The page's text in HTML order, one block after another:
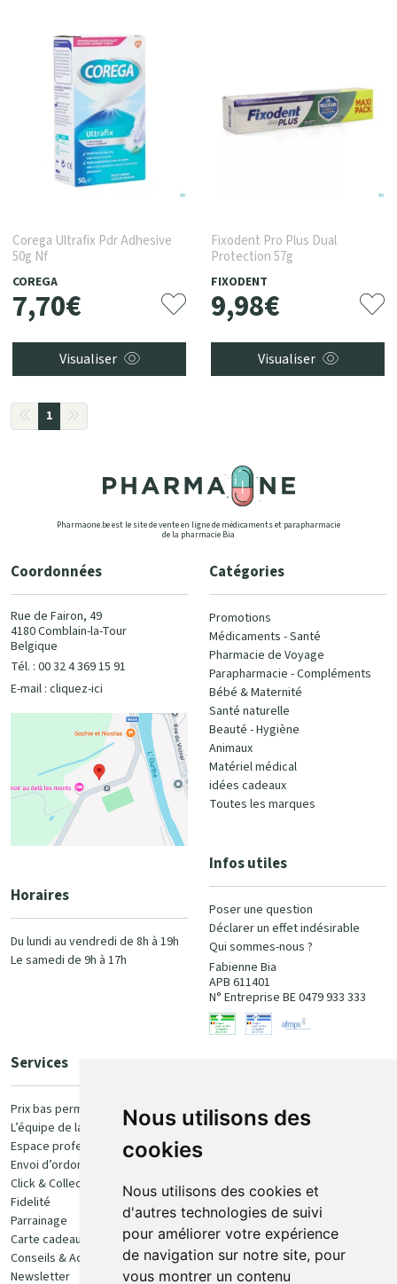
Nous utilisons des
cookies
Nous utilisons des cookies et
d'autres technologies de suivi
pour améliorer votre expérience
de navigation sur notre site, pour
vous montrer un contenu
Corega Ultrafix Pdr Adhesive
50g Nf
COREGA
7,70€
Visualiser
Fixodent Pro Plus Dual
Protection 57g
FIXODENT
9,98€
Visualiser
1
Pharmaone.be est le site de vente en ligne de médicaments et parapharmacie
de la pharmacie Bia
Coordonnées
Rue de Fairon, 49
4180 Comblain-la-Tour
Belgique
Tél. : 00 32 4 369 15 91
E-mail : cliquez-ici
Horaires
Du lundi au vendredi de 8h à 19h
Le samedi de 9h à 17h
Catégories
Promotions
Médicaments - Santé
Pharmacie de Voyage
Parapharmacie - Compléments
Bébé & Maternité
Santé naturelle
Beauté - Hygiène
Animaux
Matériel médical
idées cadeaux
Toutes les marques
Infos utiles
Poser une question
Déclarer un effet indésirable
Qui sommes-nous ?
Fabienne Bia
APB 611401
N° Entreprise BE 0479 933 333
Services
Prix bas permanent
L’équipe de la pharmacie
Espace professionnel
Envoi d’ordonnance
Click & Collect
Fidelité
Parrainage
Carte cadeau
Conseils & Actualités
Newsletter
100% sécurisé
Retrait et livraison